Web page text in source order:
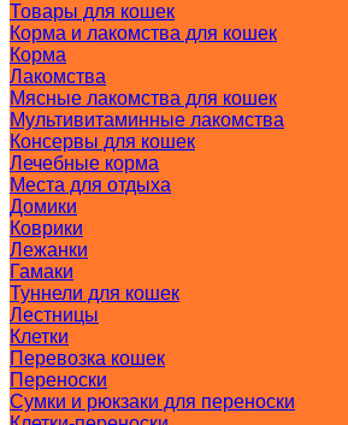
Товары для кошек
Корма и лакомства для кошек
Корма
Лакомства
Мясные лакомства для кошек
Мультивитаминные лакомства
Консервы для кошек
Лечебные корма
Места для отдыха
Домики
Коврики
Лежанки
Гамаки
Туннели для кошек
Лестницы
Клетки
Перевозка кошек
Переноски
Сумки и рюкзаки для переноски